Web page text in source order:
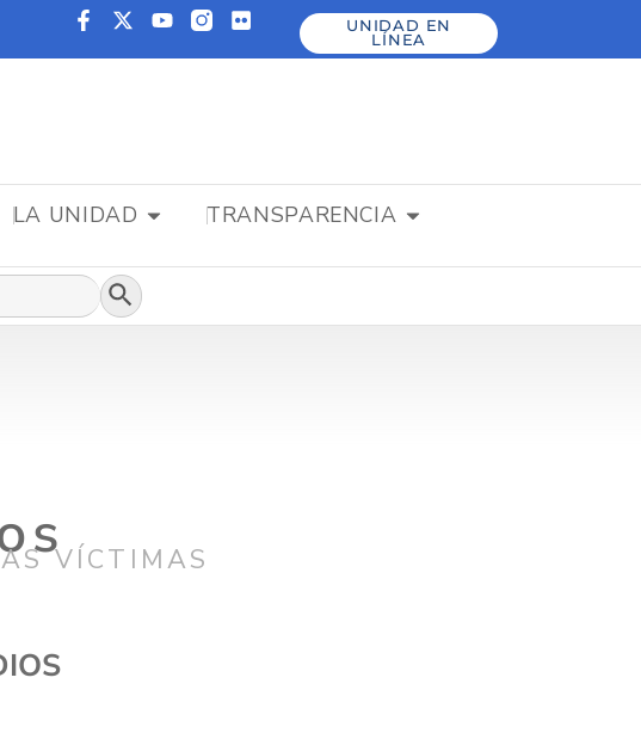
UNIDAD EN
LÍNEA
LA UNIDAD TRANSPARENCIA
Botón de búsqueda
VÍCTIMAS